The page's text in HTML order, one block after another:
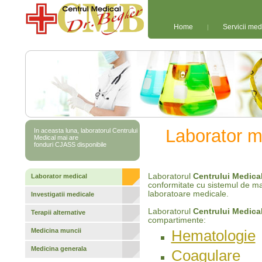
Home | Servicii
In aceasta luna, laboratorul Centrului
Medical mai are
fonduri CJASS disponibile
Laborator medical
Investigatii medicale
Terapii alternative
Medicina muncii
Medicina generala
Laborator
Laboratorul Centrului
conformitate cu sistemul de
laboratoare medicale.
Laboratorul Centrului
compartimente:
Hematologie
Coagulare